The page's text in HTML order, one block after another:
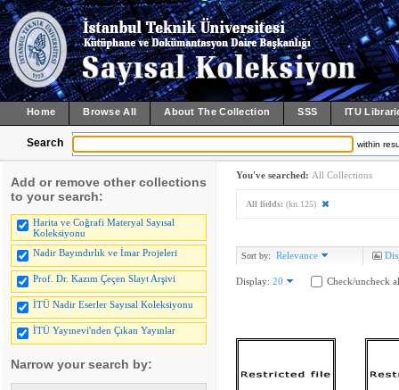
Home Browse All About The Collection SSS ITU
Search within
Add or remove other collections
to your search:
Harita ve Coğrafi Materyal Sayısal
Koleksiyonu
Nadir Bayındırlık ve İmar Projeleri
Prof. Dr. Kazım Çeçen Slayt Arşivi
İTÜ Nadir Eserler Sayısal Koleksiyonu
İTÜ Yayınevi'nden Çıkan Yayınlar
Narrow your search by:
You've searched: All Collections
All fields: (kn.125)
Sort by: Relevance
Display: 20 Check/uncheck